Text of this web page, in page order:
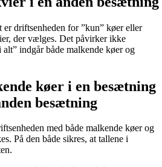
er driftsenheden for ”kun” køer eller
der vælges. Det påvirker ikke
indgår både malkende køer og
køer i en besætning
besætning
med både malkende køer og
På den både sikres, at tallene i